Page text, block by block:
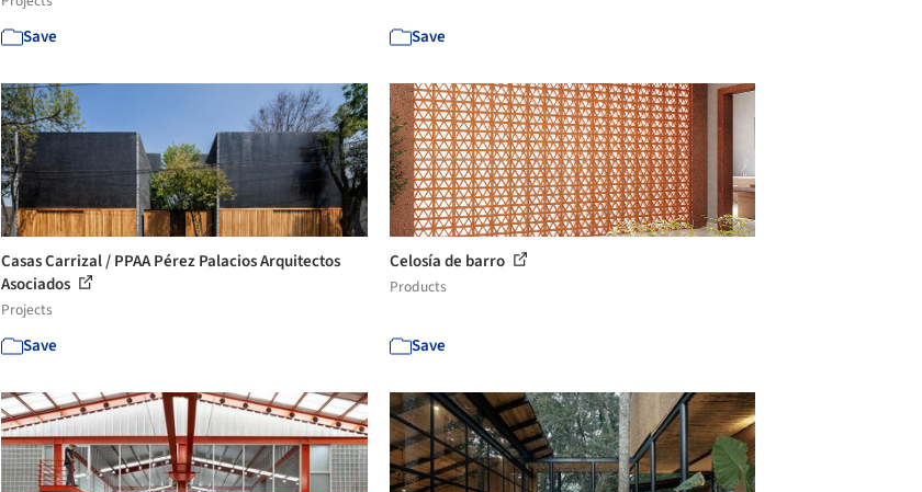
Save Save
Casas Carrizal / PPAA Pérez Palacios Arquitectos
Asociados
Projects
Save
Celosía de barro
Products
Save